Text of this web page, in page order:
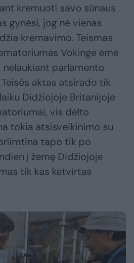
kremuoti savo sūnaus
gynėsi, jog nė vienas
kremavimo. Teismas
Vokinge ėmė
parlamento
aktas atsirado tik
Didžiojoje Britanijoje
vis dėlto
tokia atsisveikinimo su
tapo tik po
į žemę Didžiojoje
tik kas ketvirtas